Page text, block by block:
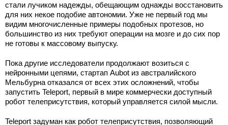
стали лучиком надежды, обещающим однажды восстановить
для них некое подобие автономии. Уже не первый год мы
видим многочисленные примеры подобных протезов, но
большинство из них требуют операции на мозге и до сих пор
не готовы к массовому выпуску.
Пока другие исследователи продолжают возиться с
нейронными цепями, стартап Aubot из австралийского
Мельбурна отказался от всех этих осложнений, чтобы
запустить Teleport, первый в мире коммерчески доступный
робот телеприсутствия, который управляется силой мысли.
Teleport задуман как робот телеприсутствия, позволяющий